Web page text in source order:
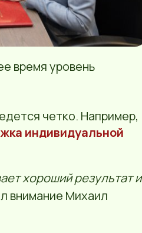
время уровень
четко. Например,
индивидуальной
хороший результат и
внимание Михаил